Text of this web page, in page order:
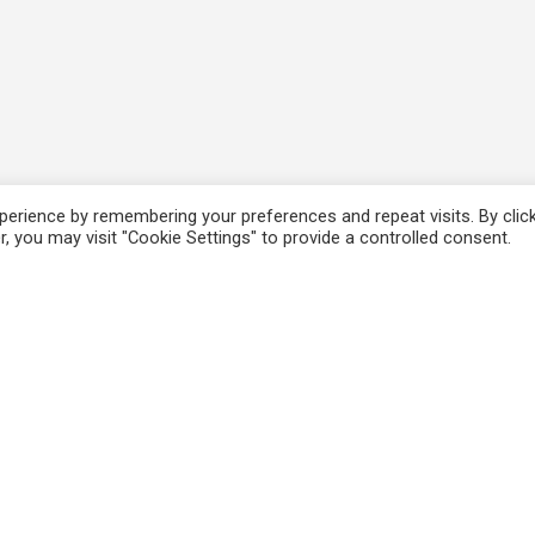
by remembering your preferences and repeat visits. By
you may visit "Cookie Settings" to provide a controlled consent.